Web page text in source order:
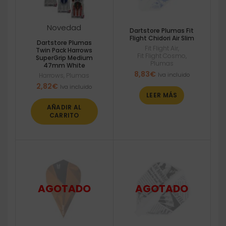
Novedad
Dartstore Plumas
Twin Pack Harrows
SuperGrip Medium
47mm White
Harrows Plumas
2,82€ Iva incluido
AÑADIR AL
CARRITO
Dartstore Plumas Fit
Flight Chidori Air Slim
Fit Flight Air
Fit Flight Cosmo
Plumas
8,83€ Iva incluido
LEER MÁS